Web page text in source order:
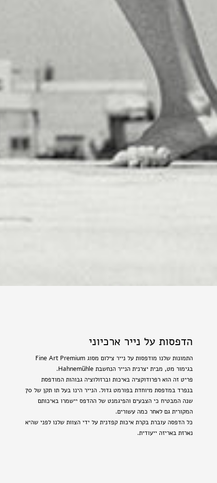
הדפסות על נייר ארכיוני
התמונות שלנו מודפסות על נייר צילום מסוג Fine Art Premium
בגימור מט, מבית יצרנית הנייר הנחשבת Hahnemühle.
פריט זה הוא רפרודוקציה באיכות וברזולוציה גבוהות המודפסת
בנפרד במדפסת מיוחדת בפורמט גדול. הנייר הינו בעל תו תקן של 70
שנה המבטיח כי הצבעים והפיגמנט של ההדפס יישמרו באיכותם
המקורית גם לאחר כמה עשורים.
כל הדפסה עוברת בקרת איכות קפדנית על ידי הצוות שלנו לפני שהיא
נארזת באריזה ייעודית.